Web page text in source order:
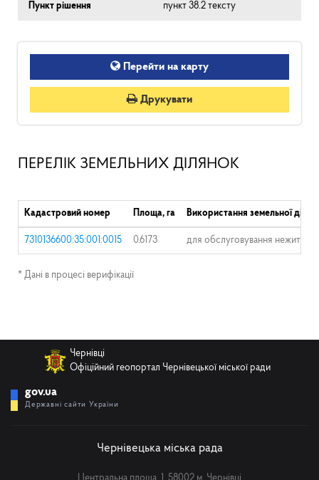
Пункт рішення пункт 38.2 тексту
Перейти на карту
Друкувати
ПЕРЕЛІК ЗЕМЕЛЬНИХ ДІЛЯНОК
Кадастровий номер Площа, га Використання земельної
7310136600:35:001:0015 0.6173 для обслуговування
* Дані в процесі верифікації
Чернівці
Офіційний геопортал Чернівецької міської ради
gov.ua
Державні сайти України
Чернівецька міська рада